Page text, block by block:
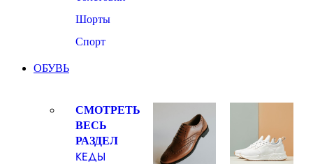
Шорты
Спорт
ОБУВЬ
СМОТРЕТЬ
ВЕСЬ
РАЗДЕЛ
КЕДЫ